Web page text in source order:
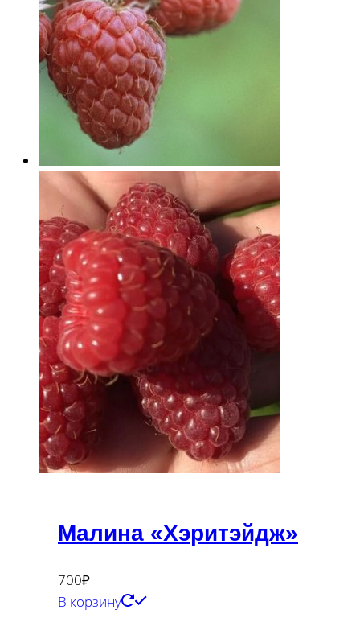
Малина «Хэритэйдж»
700₽
В корзину